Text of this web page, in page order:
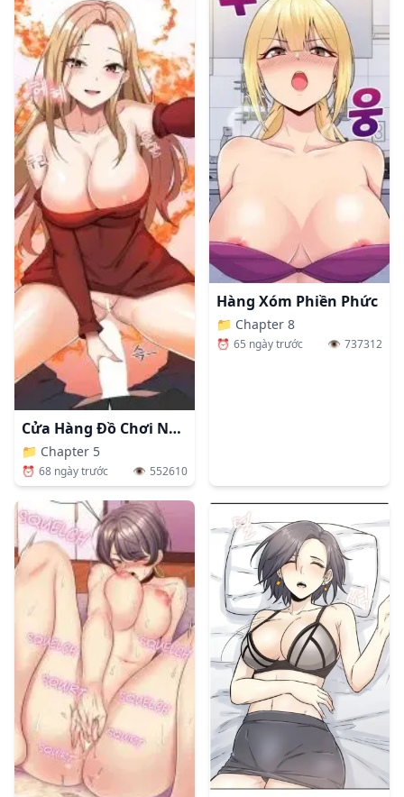
Cửa Hàng Đồ Chơi Người Lớn Ở Thế Giới Lạ
📁 Chapter 5
⏰ 68 ngày trước 👁️ 552610
Hàng Xóm Phiền Phức
📁 Chapter 8
⏰ 65 ngày trước 👁️ 737312